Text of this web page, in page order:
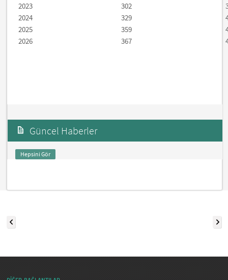
2023
302
2024
329
2025
359
2026
367
Güncel Haberler
Hepsini Gör